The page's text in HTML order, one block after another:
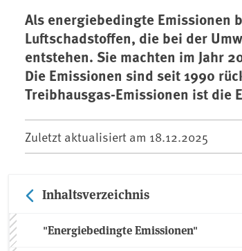
Als energiebedingte Emissionen
Luftschadstoffen, die bei der
entstehen. Sie machten im Jahr
Die Emissionen sind seit 1990
Treibhausgas-Emissionen ist die
Zuletzt aktualisiert am 18.12.2025
Inhaltsverzeichnis
"Energiebedingte Emissionen"